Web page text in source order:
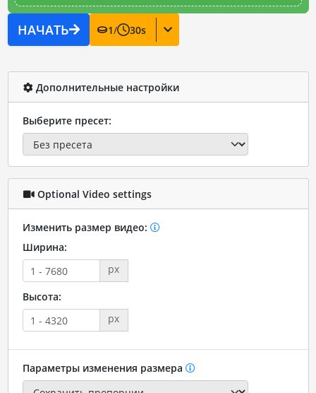
НАЧАТЬ 1/ 30s
Дополнительные настройки
Выберите пресет:
Optional Video settings
Изменить размер видео:
Ширина:
px
Высота:
px
Параметры изменения размера